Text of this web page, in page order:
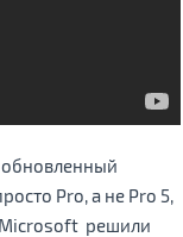
Pro, а не Pro 5,
Microsoft решили